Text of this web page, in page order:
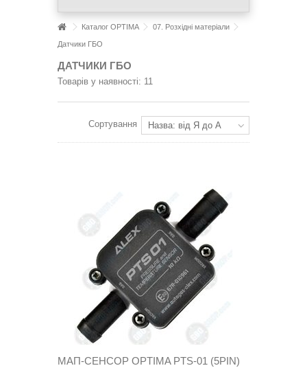
Каталог OPTIMA 07. Розхідні матеріали
Датчики ГБО
ДАТЧИКИ ГБО
Товарів у наявності: 11
Сортування Назва: від Я до А
МАП-СЕНСОР OPTIMA PTS-01 (5PIN)